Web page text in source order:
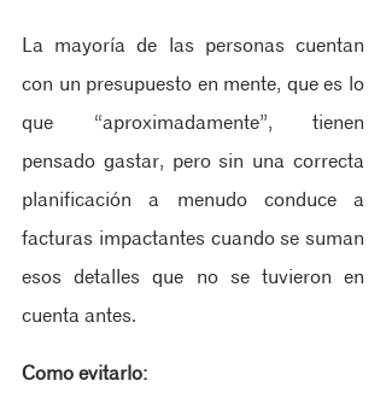
La mayoría de las personas cuentan
con un presupuesto en mente, que es lo
que “aproximadamente”, tienen
pensado gastar, pero sin una correcta
planificación a menudo conduce a
facturas impactantes cuando se suman
esos detalles que no se tuvieron en
cuenta antes.
Como evitarlo: